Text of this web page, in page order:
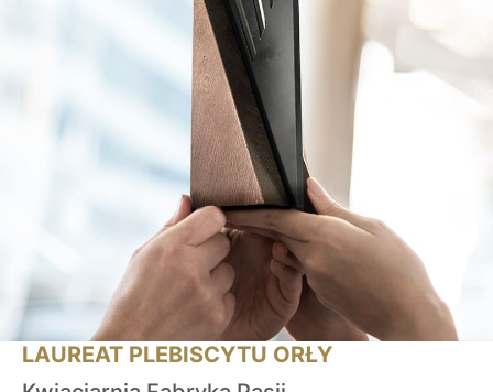
LAUREAT PLEBISCYTU ORŁY